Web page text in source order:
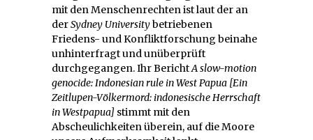
mit den Menschenrechten ist laut der an
derSydney Universitybetriebenen
Friedens- und Konfliktforschung beinahe
unhinterfragt und unüberprüft
durchgegangen. Ihr BerichtA slow-motion
genocide: Indonesian rule in West Papua [Ein
Zeitlupen-Völkermord: indonesische Herrschaft
in Westpapua] stimmt mit den
Abscheulichkeiten überein, auf die Moore